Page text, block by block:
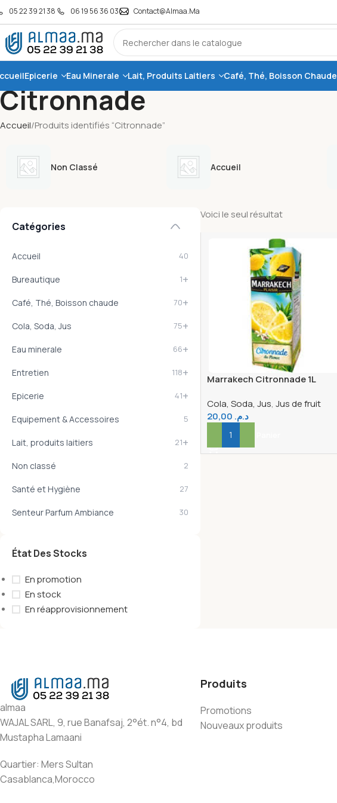
05 22 39 21 38 06 19 56 36 03 Contact@almaa.ma
Epicerie Eau Minerale Lait, Produits Laitiers Café, Thé, Boisson Chaude
Citronnade
Accueil Produits identifiés “Citronnade”
Non Classé Accueil
Catégories
Accueil 40
Bureautique 1+
Café, Thé, Boisson chaude 70+
Cola, Soda, Jus 75+
Eau minerale 66+
Entretien 118+
Epicerie 41+
Equipement & Accessoires 5
Lait, produits laitiers 21+
Non classé 2
Santé et Hygiène 27
Senteur Parfum Ambiance 30
État Des Stocks
En promotion
En stock
En réapprovisionnement
Voici le seul résultat
Marrakech Citronnade 1L
Cola, Soda, Jus, Jus de fruit
د.م.
Ajouter Au Panier
almaa
WAJAL SARL, 9, rue Banafsaj, 2°ét. n°4, bd
Mustapha Lamaani
Quartier: Mers Sultan
Casablanca,Morocco
Produits
Promotions
Nouveaux produits